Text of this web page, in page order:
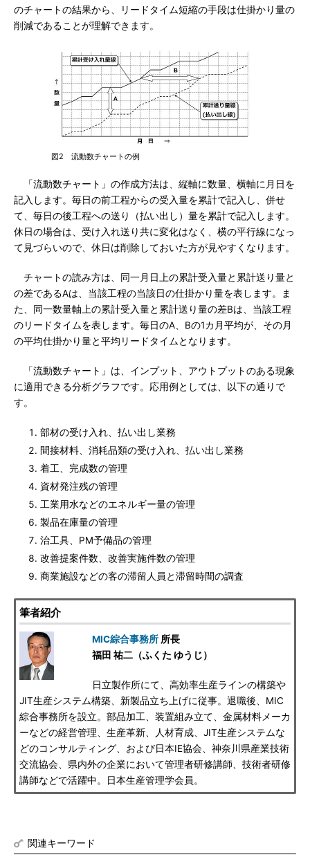
のチャートの結果から、リードタイム短縮の手段は仕掛かり量の
削減であることが理解できます。
図2 流動数チャートの例
「流動数チャート」の作成方法は、縦軸に数量、横軸に月日を
記入します。毎日の前工程からの受入量を累計で記入し、併せ
て、毎日の後工程への送り（払い出し）量を累計で記入します。
休日の場合は、受け入れ送り共に変化はなく、横の平行線になっ
て見づらいので、休日は削除しておいた方が見やすくなります。
チャートの読み方は、同一月日上の累計受入量と累計送り量と
の差であるAは、当該工程の当該日の仕掛かり量を表します。ま
た、同一数量軸上の累計受入量と累計送り量の差Bは、当該工程
のリードタイムを表します。毎日のA、Bの1カ月平均が、その月
の平均仕掛かり量と平均リードタイムとなります。
「流動数チャート」は、インプット、アウトプットのある現象
に適用できる分析グラフです。応用例としては、以下の通りで
す。
部材の受け入れ、払い出し業務
間接材料、消耗品類の受け入れ、払い出し業務
着工、完成数の管理
資材発注残の管理
工業用水などのエネルギー量の管理
製品在庫量の管理
治工具、PM予備品の管理
改善提案件数、改善実施件数の管理
商業施設などの客の滞留人員と滞留時間の調査
筆者紹介
MIC綜合事務所 所長
福田 祐二（ふくた ゆうじ）
日立製作所にて、高効率生産ラインの構築や
JIT生産システム構築、新製品立ち上げに従事。退職後、MIC
綜合事務所を設立。部品加工、装置組み立て、金属材料メーカ
ーなどの経営管理、生産革新、人材育成、JIT生産システムな
どのコンサルティング、および日本IE協会、神奈川県産業技術
交流協会、県内外の企業において管理者研修講師、技術者研修
講師などで活躍中。日本生産管理学会員。
関連キーワード